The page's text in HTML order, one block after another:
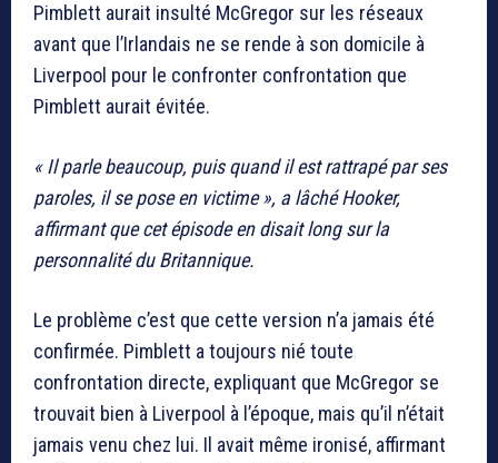
Pimblett aurait insulté McGregor sur les réseaux
avant que l’Irlandais ne se rende à son domicile à
Liverpool pour le confronter confrontation que
Pimblett aurait évitée.
« Il parle beaucoup, puis quand il est rattrapé par ses
paroles, il se pose en victime », a lâché Hooker,
affirmant que cet épisode en disait long sur la
personnalité du Britannique.
Le problème c’est que cette version n’a jamais été
confirmée. Pimblett a toujours nié toute
confrontation directe, expliquant que McGregor se
trouvait bien à Liverpool à l’époque, mais qu’il n’était
jamais venu chez lui. Il avait même ironisé, affirmant